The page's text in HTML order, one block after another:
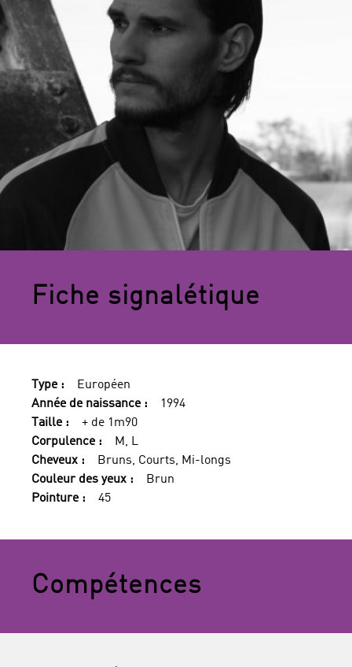
Fiche signalétique
Type :
Européen
Année de naissance :
1994
Taille :
+ de 1m90
Corpulence :
M, L
Cheveux :
Bruns, Courts, Mi-longs
Couleur des yeux :
Brun
Pointure :
45
Compétences